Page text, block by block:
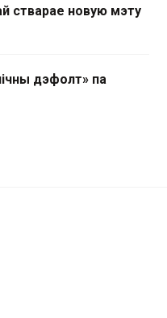
стварае новую мэту
дэфолт» па